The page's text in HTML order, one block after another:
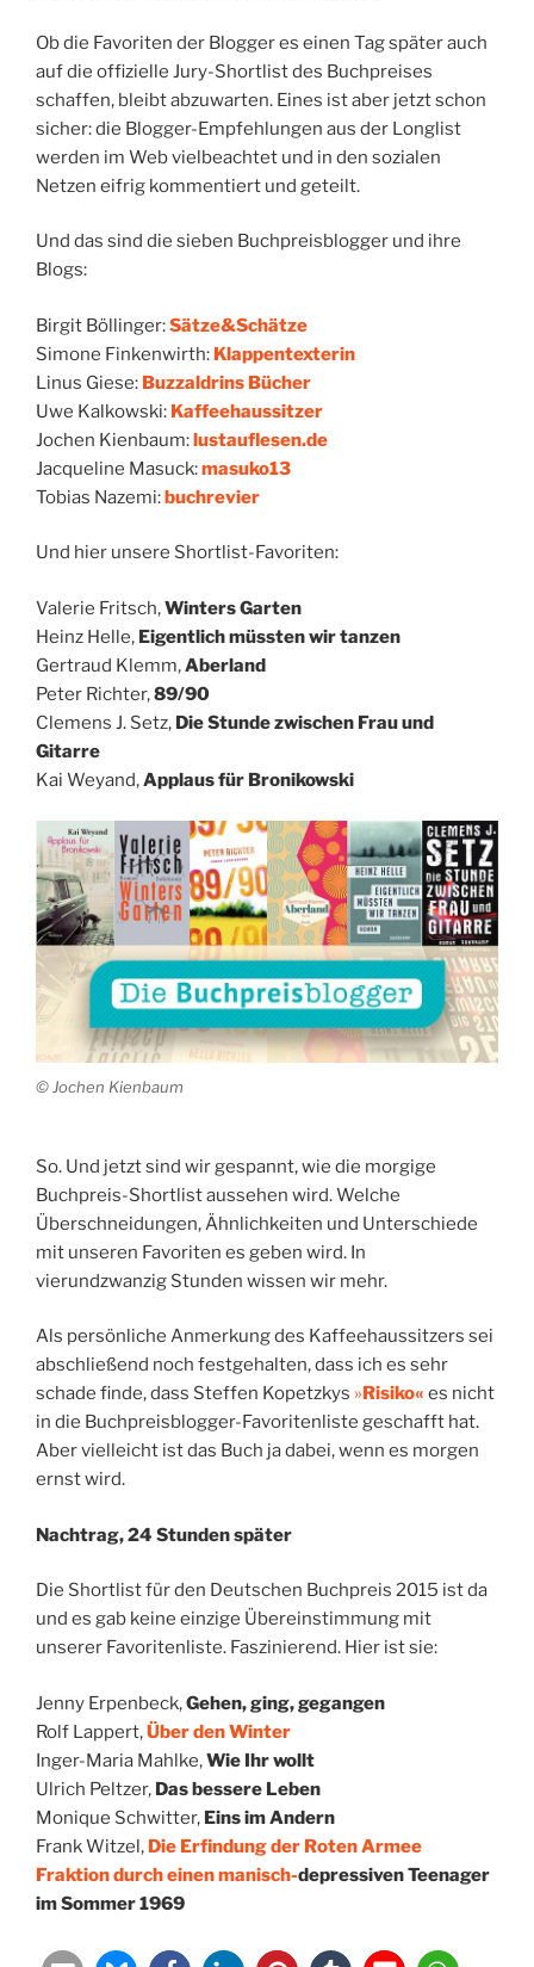
Ob die Favoriten der Blogger es einen Tag später auch
auf die offizielle Jury-Shortlist des Buchpreises
schaffen, bleibt abzuwarten. Eines ist aber jetzt schon
sicher: die Blogger-Empfehlungen aus der Longlist
werden im Web vielbeachtet und in den sozialen
Netzen eifrig kommentiert und geteilt.
Und das sind die sieben Buchpreisblogger und ihre
Blogs:
Birgit Böllinger:Sätze&Schätze
Simone Finkenwirth: Klappentexterin
Linus Giese: Buzzaldrins Bücher
Uwe Kalkowski: Kaffeehaussitzer
Jochen Kienbaum:lustauflesen.de
Jacqueline Masuck:masuko13
Tobias Nazemi:buchrevier
Und hier unsere Shortlist-Favoriten:
Valerie Fritsch,Winters Garten
Heinz Helle, Eigentlich müssten wir tanzen
Gertraud Klemm,Aberland
Peter Richter,89/90
Clemens J. Setz, Die Stunde zwischen Frau und
Gitarre
Kai Weyand,Applaus für Bronikowski
© Jochen Kienbaum
So. Und jetzt sind wir gespannt, wie die morgige
Buchpreis-Shortlist aussehen wird. Welche
Überschneidungen, Ähnlichkeiten und Unterschiede
mit unseren Favoriten es geben wird. In
vierundzwanzig Stunden wissen wir mehr.
Als persönliche Anmerkung des Kaffeehaussitzers sei
abschließend noch festgehalten, dass ich es sehr
schade finde, dass Steffen Kopetzkys »Risiko« es nicht
in die Buchpreisblogger-Favoritenliste geschafft hat.
Aber vielleicht ist das Buch ja dabei, wenn es morgen
ernst wird.
Nachtrag, 24 Stunden später
Die Shortlist für den Deutschen Buchpreis 2015 ist da
und es gab keine einzige Übereinstimmung mit
unserer Favoritenliste. Faszinierend. Hier ist sie:
Jenny Erpenbeck,Gehen, ging, gegangen
Rolf Lappert,Über den Winter
Inger-Maria Mahlke,Wie Ihr wollt
Ulrich Peltzer, Das bessere Leben
Monique Schwitter, Eins im Andern
Frank Witzel, Die Erfindung der Roten Armee
Fraktion durch einen manisch-depressiven Teenager
im Sommer 1969